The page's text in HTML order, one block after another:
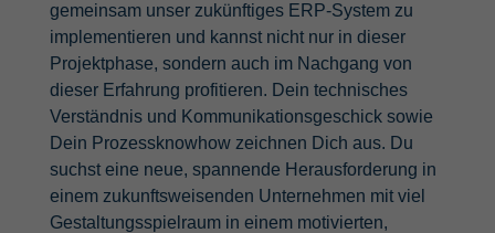
gemeinsam unser zukünftiges ERP-System zu
implementieren und kannst nicht nur in dieser
Projektphase, sondern auch im Nachgang von
dieser Erfahrung profitieren. Dein technisches
Verständnis und Kommunikationsgeschick sowie
Dein Prozessknowhow zeichnen Dich aus. Du
suchst eine neue, spannende Herausforderung in
einem zukunftsweisenden Unternehmen mit viel
Gestaltungsspielraum in einem motivierten,